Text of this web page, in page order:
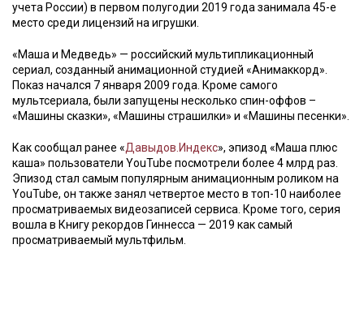
учета России) в первом полугодии 2019 года занимала 45-е
место среди лицензий на игрушки.
«Маша и Медведь» — российский мультипликационный
сериал, созданный анимационной студией «Анимаккорд».
Показ начался 7 января 2009 года. Кроме самого
мультсериала, были запущены несколько спин-оффов –
«Машины сказки», «Машины страшилки» и «Машины песенки».
Как сообщал ранее «Давыдов.Индекс», эпизод «Маша плюс
каша» пользователи YouTube посмотрели более 4 млрд раз.
Эпизод стал самым популярным анимационным роликом на
YouTube, он также занял четвертое место в топ-10 наиболее
просматриваемых видеозаписей сервиса. Кроме того, серия
вошла в Книгу рекордов Гиннесса — 2019 как самый
просматриваемый мультфильм.